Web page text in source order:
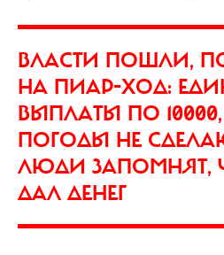
ВЛАСТИ ПОШЛИ,
НА ПИАР-ХОД:
ВЫПЛАТЫ ПО
ПОГОДЫ НЕ
ЛЮДИ ЗАПОМНЯТ,
ДАЛ ДЕНЕГ